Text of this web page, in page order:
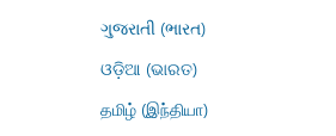
ગુજરાતી (ભારત)
ଓଡ଼ିଆ (ଭାରତ)
தமிழ் (இந்தியா)